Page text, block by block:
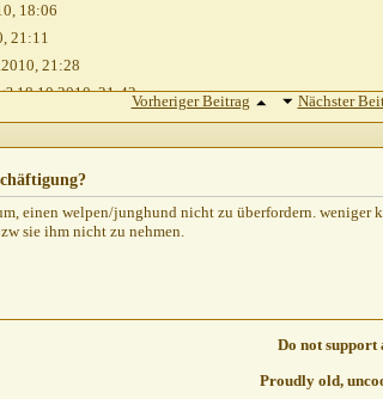
18:06
21:11
21:28
18.10.2010,21:42
22:01
11:37
21:12
Vorheriger Beitrag Nächster
einen welpen/junghund nicht zu überfordern. weniger
sie ihm nicht zu nehmen.
Do not support
Proudly old,